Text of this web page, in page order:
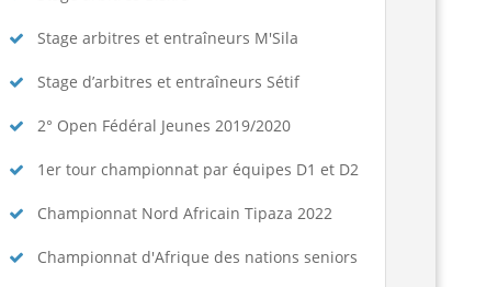
Stage arbitres et entraîneurs M'Sila
Stage d’arbitres et entraîneurs Sétif
2° Open Fédéral Jeunes 2019/2020
1er tour championnat par équipes D1 et D2
Championnat Nord Africain Tipaza 2022
Championnat d'Afrique des nations seniors